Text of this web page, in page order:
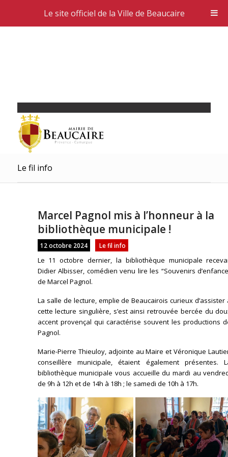
Le fil info
Marcel Pagnol mis à l’honneur à la
bibliothèque municipale !
12 octobre 2024 Le fil info
Le 11 octobre dernier, la bibliothèque municipale
Didier Albisser, comédien venu lire les “Souvenirs
de Marcel Pagnol.
La salle de lecture, emplie de Beaucairois curieux d’assister
cette lecture singulière, s’est ainsi retrouvée bercée du
accent provençal qui caractérise souvent les productions
Pagnol.
Marie-Pierre Thieuloy, adjointe au Maire et Véronique
conseillère municipale, étaient également présentes.
bibliothèque municipale vous accueille du mardi au
de 9h à 12h et de 14h à 18h ; le samedi de 10h à 17h.
Le site officiel de la Ville de Beaucaire